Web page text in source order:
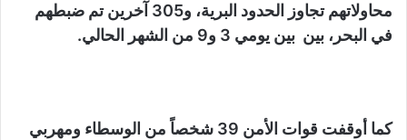
محاولاتهم تجاوز الحدود البرية، و305 آخرين تم ضبطهم
في البحر، بين بين يومي 3 و9 من الشهر الحالي.
كما أوقفت قوات الأمن 39 شخصاً من الوسطاء ومهربي